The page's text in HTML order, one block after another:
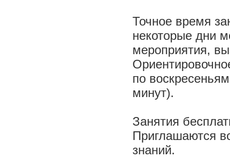
Точное время
некоторые дни
мероприятия,
по
минут).
Занятия
Приглашаются
знаний.